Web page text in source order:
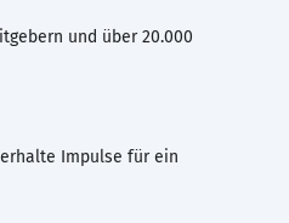
und über 20.000
Impulse für ein